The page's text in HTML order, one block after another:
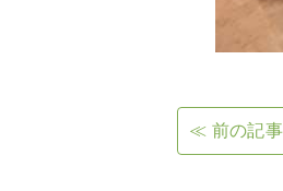
≪ 前の記事